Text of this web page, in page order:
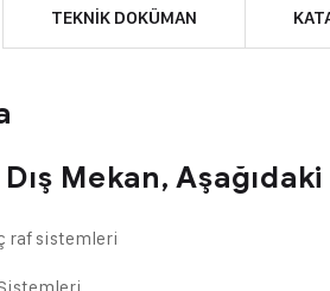
TEKNIK DOKÜMAN
Mekan,
raf sistemleri